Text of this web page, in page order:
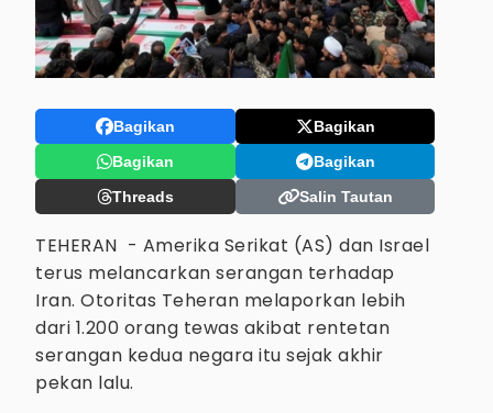
Bagikan
Bagikan
Bagikan
Bagikan
Threads
Salin Tautan
TEHERAN - Amerika Serikat (AS) dan Israel
terus melancarkan serangan terhadap
Iran. Otoritas Teheran melaporkan lebih
dari 1.200 orang tewas akibat rentetan
serangan kedua negara itu sejak akhir
pekan lalu.